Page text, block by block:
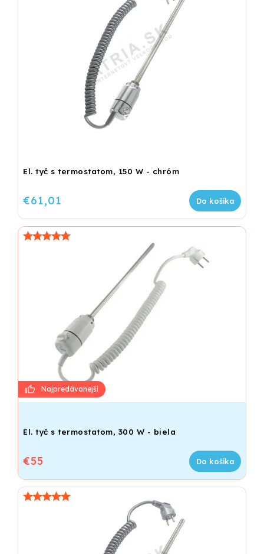
El. tyč s termostatom, 150 W - chróm
€61,01 Do košíka
El. tyč s termostatom, 300 W - biela
€55 Do košíka